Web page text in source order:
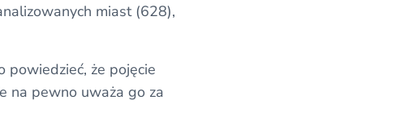
miast (628),
powiedzieć, że pojęcie
na pewno uważa go za